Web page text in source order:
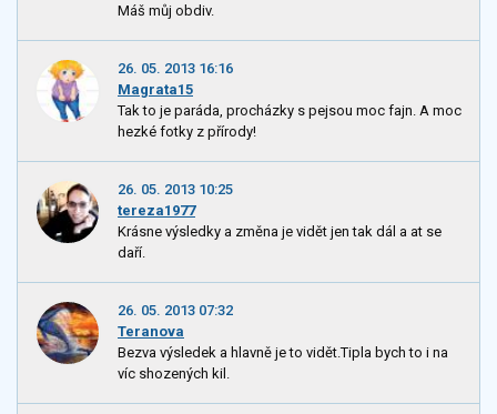
Máš můj obdiv.
26. 05. 2013 16:16
Magrata15
Tak to je paráda, procházky s pejsou moc fajn. A moc
hezké fotky z přírody!
26. 05. 2013 10:25
tereza1977
Krásne výsledky a změna je vidět jen tak dál a at se
daří.
26. 05. 2013 07:32
Teranova
Bezva výsledek a hlavně je to vidět.Tipla bych to i na
víc shozených kil.